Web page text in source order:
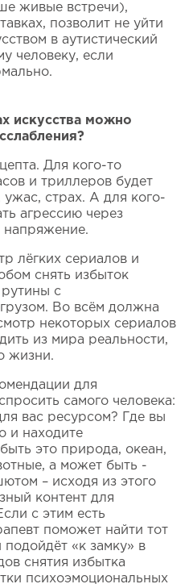
живые встречи),
позволит не уйти
в аутистический
человеку, если
искусства можно
Для кого-то
и триллеров будет
страх. А для кого-
агрессию через
напряжение.
лёгких сериалов и
снять избыток
с
Во всём должна
некоторых сериалов
из мира реальности,
жизни.
для
самого человека:
вас ресурсом? Где вы
и находите
это природа, океан,
а может быть -
– исходя из этого
контент для
с этим есть
поможет найти тот
«к замку» в
снятия избытка
психоэмоциональных